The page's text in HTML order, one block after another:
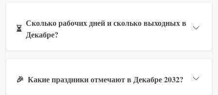
⏳
Сколько рабочих дней и сколько выходных в
Декабре?
🎉 Какие праздники отмечают в Декабре 2032?